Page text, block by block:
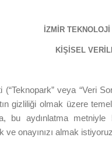
İZMİR
KİŞİSEL
veya “Veri
gizliliği olmak üzere
bu aydınlatma
onayınızı almak